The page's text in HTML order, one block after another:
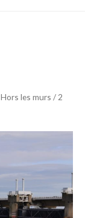
Hors les murs /2